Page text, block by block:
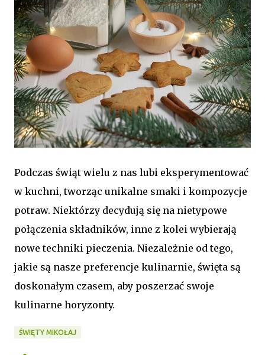
Podczas świąt wielu z nas lubi eksperymentować
w kuchni, tworząc unikalne smaki i kompozycje
potraw. Niektórzy decydują się na nietypowe
połączenia składników, inne z kolei wybierają
nowe techniki pieczenia. Niezależnie od tego,
jakie są nasze preferencje kulinarnie, święta są
doskonałym czasem, aby poszerzać swoje
kulinarne horyzonty.
ŚWIĘTY MIKOŁAJ